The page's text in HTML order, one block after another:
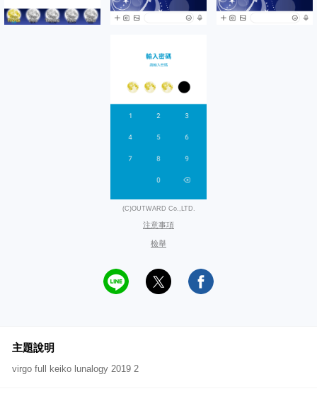
(C)OUTWARD Co.,LTD.
注意事項
檢舉
主題說明
virgo full keiko lunalogy 2019 2